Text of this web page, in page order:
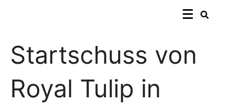
Startschuss von
Royal Tulip in